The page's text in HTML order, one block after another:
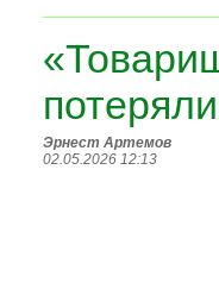
Эрнест Артемов
02.05.2026 12:13